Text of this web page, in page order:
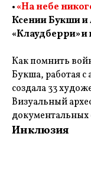
•«На небе
Ксении Букши
«Клаудберри»
Как помнить
Букша, работая
создала 33
Визуальный
документальных
Инклюзия